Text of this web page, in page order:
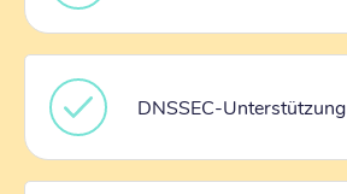
DNSSEC-Unterstützung